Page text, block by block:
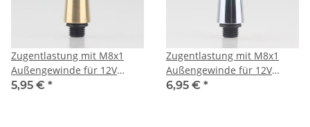
Zugentlastung mit M8x1
Außengewinde für 12V
Niedervolt-Kabel 13x45mm
5,95 € *
Zugentlastung mit M8x1
Außengewinde für 12V
Niedervolt-Kabel 13x45mm
6,95 € *